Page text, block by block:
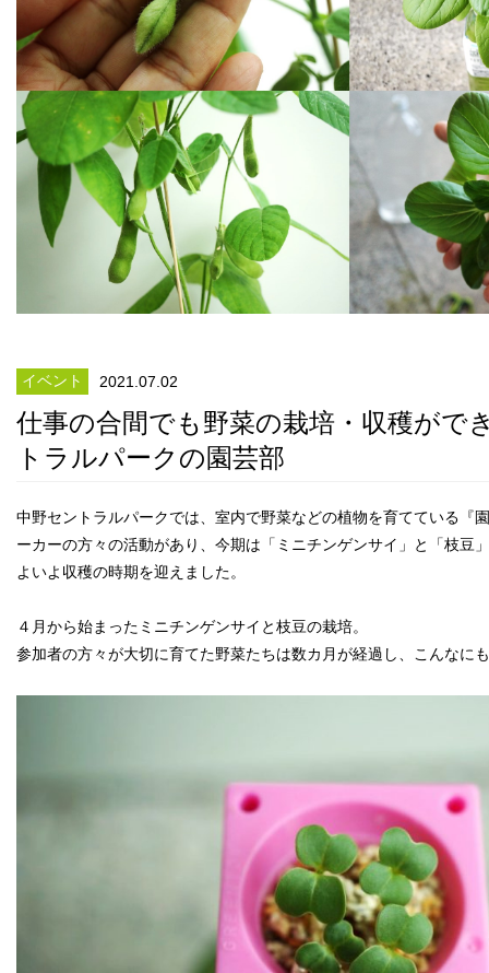
イベント 2021.07.02
仕事の合間でも野菜の栽培・収穫がで
トラルパークの園芸部
中野セントラルパークでは、室内で野菜などの植物を育てている『
ーカーの方々の活動があり、今期は「ミニチンゲンサイ」と「枝豆
よいよ収穫の時期を迎えました。
４月から始まったミニチンゲンサイと枝豆の栽培。
参加者の方々が大切に育てた野菜たちは数カ月が経過し、こんなに